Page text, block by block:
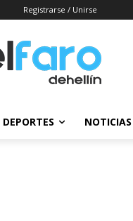
Registrarse / Unirse
DEPORTES NOTICIAS